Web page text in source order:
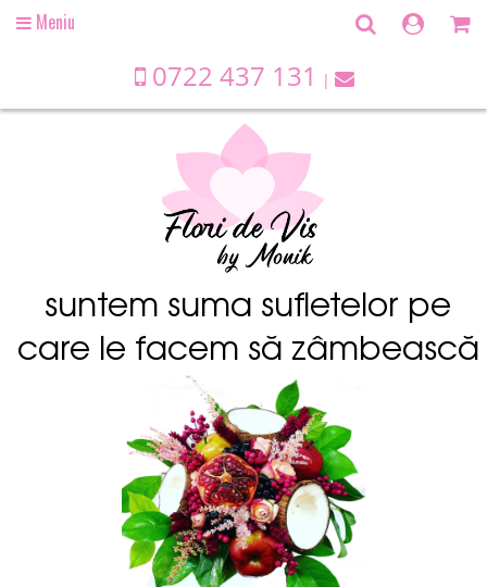
suntem suma sufletelor pe
care le facem să zâmbească
OpenMeniu
0722 437 131